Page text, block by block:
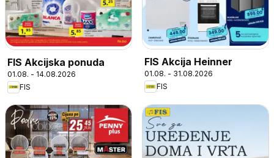
FIS Akcijska ponuda
01.08. - 14.08.2026
FIS
FIS Akcija Heinner
01.08. - 31.08.2026
FIS